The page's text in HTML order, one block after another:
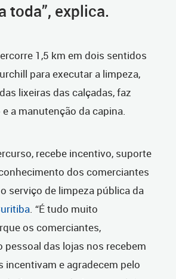
toda”, explica.
1,5 km em dois sentidos
para executar a limpeza,
lixeiras das calçadas, faz
a manutenção da capina.
recebe incentivo, suporte
dos comerciantes
serviço de limpeza pública da
. “É tudo muito
os comerciantes,
pessoal das lojas nos recebem
incentivam e agradecem pelo